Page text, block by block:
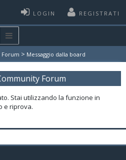
LOGIN REGISTRATI
Forum > Messaggio dalla board
Forum
Stai utilizzando la funzione in
e riprova.